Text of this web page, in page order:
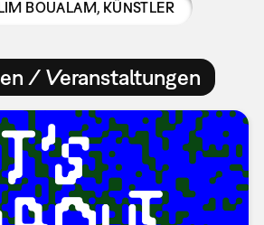
BOUALAM, KÜNSTLER
/ Veranstaltungen